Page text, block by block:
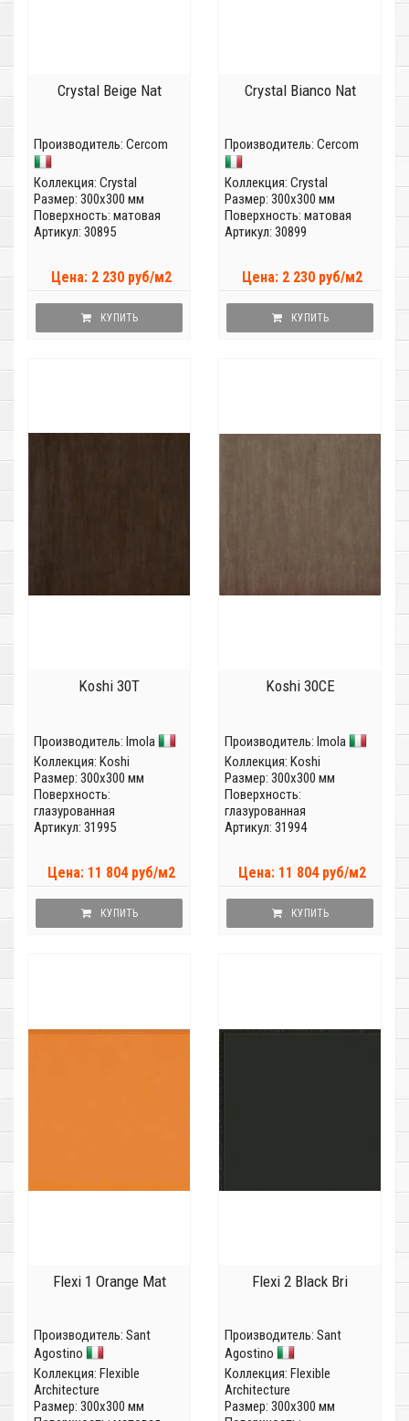
Crystal Beige Nat
Производитель: Cercom
Коллекция: Crystal
Размер: 300x300 мм
Поверхность: матовая
Артикул: 30895
Цена: 2 230 руб/м2
КУПИТЬ
Crystal Bianco Nat
Производитель: Cercom
Коллекция: Crystal
Размер: 300x300 мм
Поверхность: матовая
Артикул: 30899
Цена: 2 230 руб/м2
КУПИТЬ
Koshi 30T
Производитель: Imola
Коллекция: Koshi
Размер: 300x300 мм
Поверхность:
глазурованная
Артикул: 31995
Цена: 11 804 руб/м2
КУПИТЬ
Koshi 30CE
Производитель: Imola
Коллекция: Koshi
Размер: 300x300 мм
Поверхность:
глазурованная
Артикул: 31994
Цена: 11 804 руб/м2
КУПИТЬ
Flexi 1 Orange Mat
Производитель: Sant
Agostino
Коллекция: Flexible
Architecture
Размер: 300x300 мм
Flexi 2 Black Bri
Производитель: Sant
Agostino
Коллекция: Flexible
Architecture
Размер: 300x300 мм